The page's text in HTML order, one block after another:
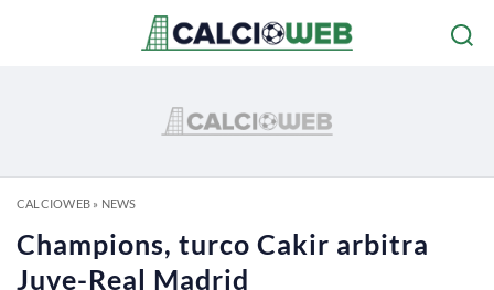
CALCIOWEB» NEWS
Champions, turco Cakir arbitra
Juve-Real Madrid